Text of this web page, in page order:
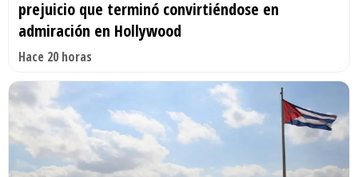
prejuicio que terminó convirtiéndose en
admiración en Hollywood
Hace 20 horas